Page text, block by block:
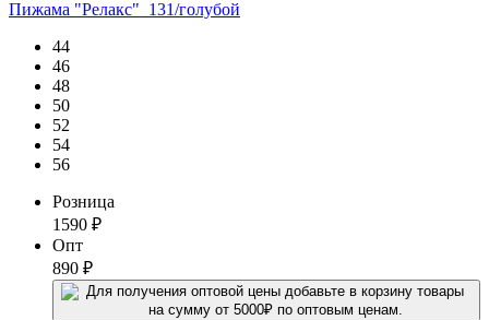
Пижама "Релакс"_131/голубой
44
46
48
50
52
54
56
Розница
1590 ₽
Опт
890 ₽